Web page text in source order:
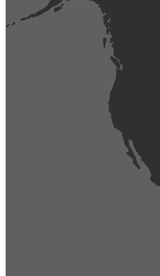
Página no
La página que buscas no existe o
Comprueba la URL e inténtalo de